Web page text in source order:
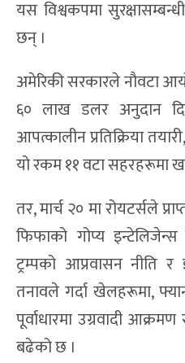
यस विश्वकपमा
छन् ।
अमेरिकी सरकारले नौवटा
६० लाख डलर अनुदान
आपत्कालीन प्रतिक्रिया
यो रकम ११ वटा सहरहरूमा
तर, मार्च २० मा रोयटर्सले
फिफाको गोप्य
ट्रम्पको आप्रवासन नीति
तनावले गर्दा खेलहरूमा,
पूर्वाधारमा उग्रवादी
बढेको छ ।